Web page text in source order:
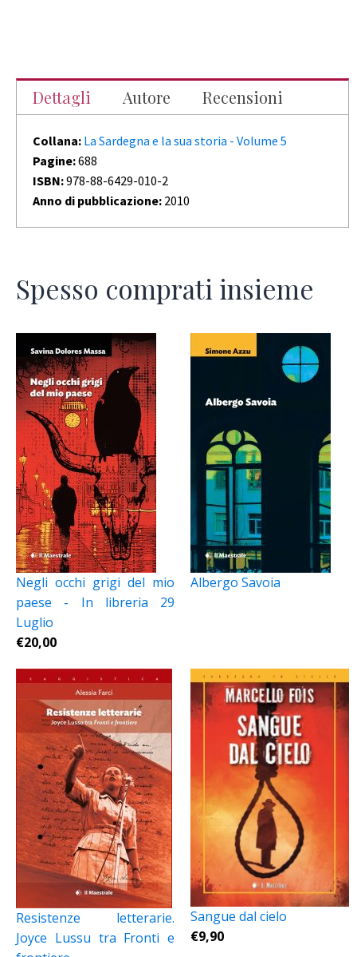
Dettagli Autore Recensioni
Collana: La Sardegna e la sua storia - Volume 5
Pagine:688
ISBN:978-88-6429-010-2
Anno di pubblicazione: 2010
Spesso comprati insieme
Negli occhi grigi del mio
paese - In libreria 29
Luglio
€20,00
Albergo Savoia
Resistenze letterarie.
Joyce Lussu tra Fronti e
Sangue dal cielo
€9,90